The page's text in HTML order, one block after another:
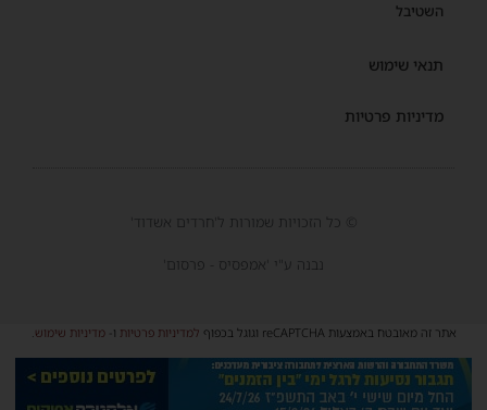
השטיבל
תנאי שימוש
מדיניות פרטיות
© כל הזכויות שמורות ל'חרדים אשדוד'
נבנה ע"י 'אמפסיס - פרסום'
אתר זה מאובטח באמצעות reCAPTCHA וגוגל בכפוף למדיניות פרטיות ו-מדיניות שימוש.